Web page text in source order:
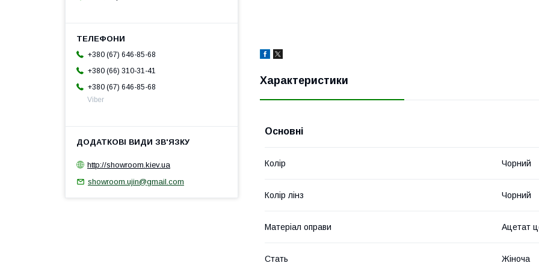
Характеристики
Основні
Колір Чорний
Колір лінз Чорний
Матеріал оправи Ацетат
Стать Жіноча
+380 (67) 646-85-68
+380 (66) 310-31-41
+380 (67) 646-85-68
Viber
http://showroom.kiev.ua
showroom.ujin@gmail.com